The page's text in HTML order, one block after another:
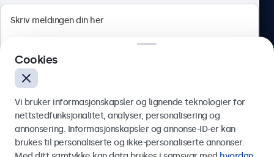
Norsk
Send
Cookies
Vi bruker informasjonskapsler og lignende teknologier for
nettstedfunksjonalitet, analyser, personalisering og
annonsering. Informasjonskapsler og annonse-ID-er kan
brukes til personaliserte og ikke-personaliserte annonser.